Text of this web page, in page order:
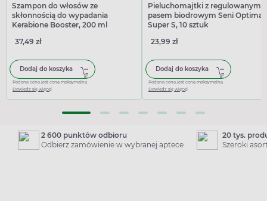
Szampon do włosów ze
skłonnością do wypadania
Kerabione Booster, 200 ml
37,49 zł
Dodaj do koszyka
Podana cena jest ceną maksymalną
Dowiedz się więcej
Pieluchomajtki z regulowanym
pasem biodrowym Seni Optima
Super S, 10 sztuk
23,99 zł
Dodaj do koszyka
Podana cena jest ceną maksymalną
Dowiedz się więcej
2 600 punktów odbioru
Odbierz zamówienie w wybranej aptece
20 tys.
Szeroki